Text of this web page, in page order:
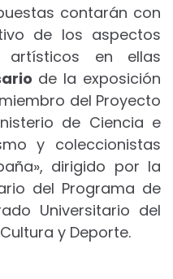
contarán con
de los aspectos
artísticos en ellas
de la exposición
del Proyecto
de Ciencia e
y coleccionistas
dirigido por la
del Programa de
Universitario del
y Deporte.